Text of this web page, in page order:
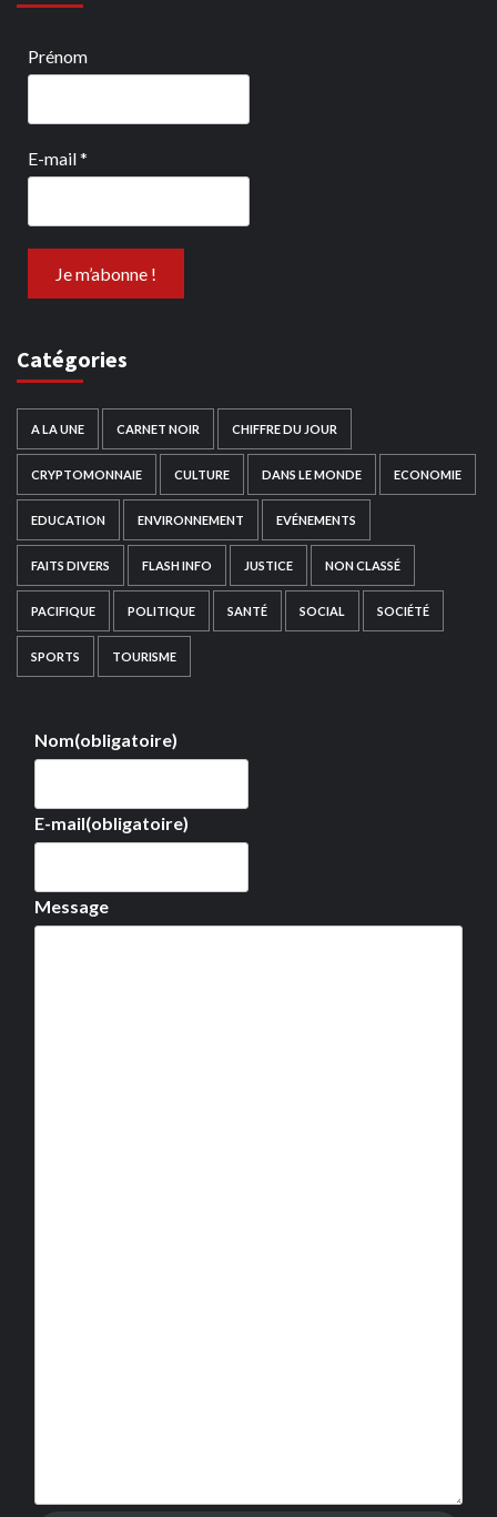
Prénom
E-mail*
Catégories
A LA UNE CARNET NOIR CHIFFRE DU JOUR
CRYPTOMONNAIE CULTURE DANS LE MONDE ECONOMIE
EDUCATION ENVIRONNEMENT EVÉNEMENTS
FAITS DIVERS FLASH INFO JUSTICE NON CLASSÉ
PACIFIQUE POLITIQUE SANTÉ SOCIAL SOCIÉTÉ
SPORTS TOURISME
Nom(obligatoire)
E-mail(obligatoire)
Message